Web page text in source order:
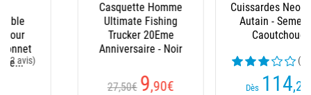
Cuissardes Neoprene
Autain - Semelles
,25€
Waders Neoprene
Autain - Demi
Semelles Feutre
,15